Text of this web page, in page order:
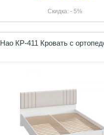
Скидка: - 5%
Нао КР-411 Кровать с